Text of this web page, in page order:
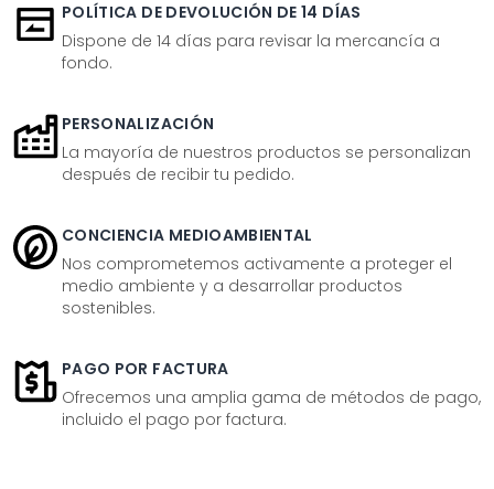
POLÍTICA DE DEVOLUCIÓN DE 14 DÍAS
Dispone de 14 días para revisar la mercancía a
fondo.
PERSONALIZACIÓN
La mayoría de nuestros productos se personalizan
después de recibir tu pedido.
CONCIENCIA MEDIOAMBIENTAL
Nos comprometemos activamente a proteger el
medio ambiente y a desarrollar productos
sostenibles.
PAGO POR FACTURA
Ofrecemos una amplia gama de métodos de pago,
incluido el pago por factura.